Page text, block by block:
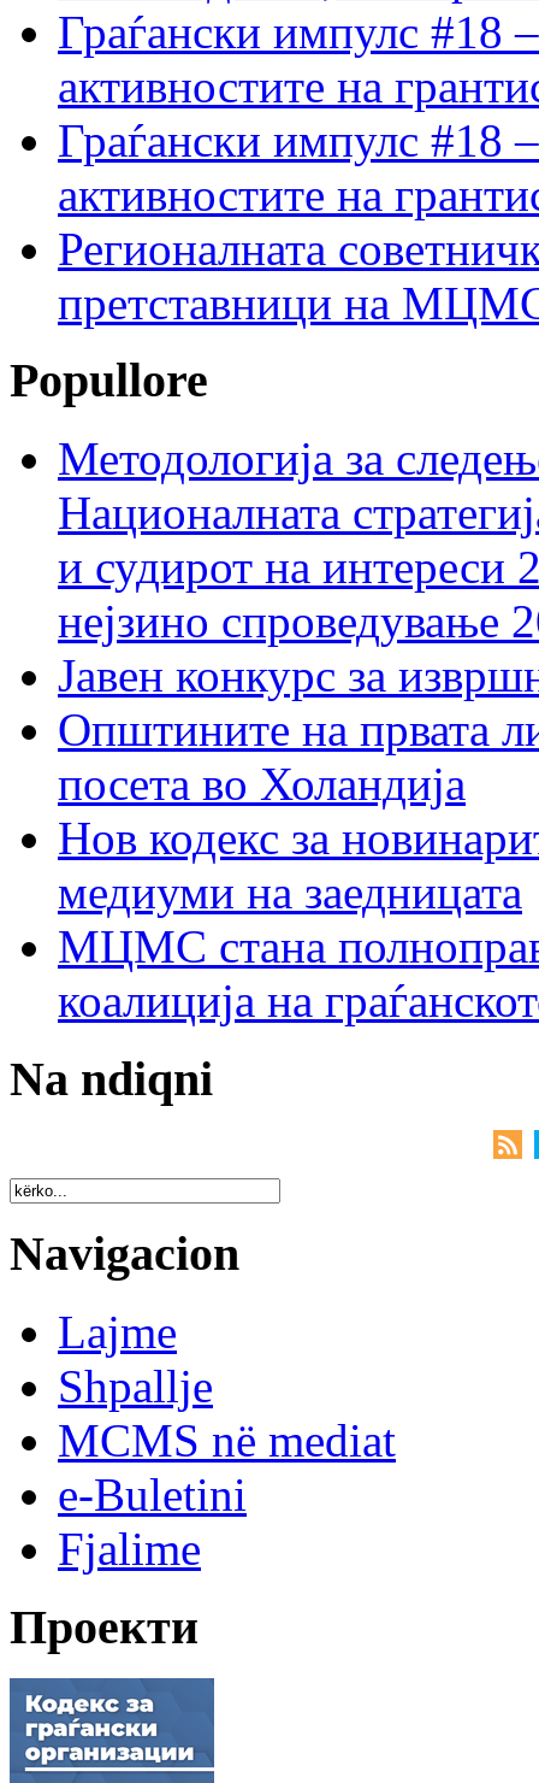
Граѓански импулс #18
активностите на
Граѓански импулс #18
активностите на
Регионалната
претставници на МЦМС
Popullore
Методологија за
Националната
и судирот на интереси
нејзино спроведување
Јавен конкурс за
Општините на првата
посета во Холандија
Нов кодекс за
медиуми на заедницата
МЦМС стана
коалиција на
Na ndiqni
Navigacion
Lajme
Shpallje
MCMS në mediat
e-Buletini
Fjalime
Проекти